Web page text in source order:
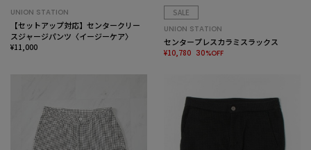
UNION STATION
【セットアップ対応】センタークリー
スジャージパンツ〈イージーケア〉
¥11,000
SALE
UNION STATION
センタープレスカラミスラックス
¥10,780 30%OFF